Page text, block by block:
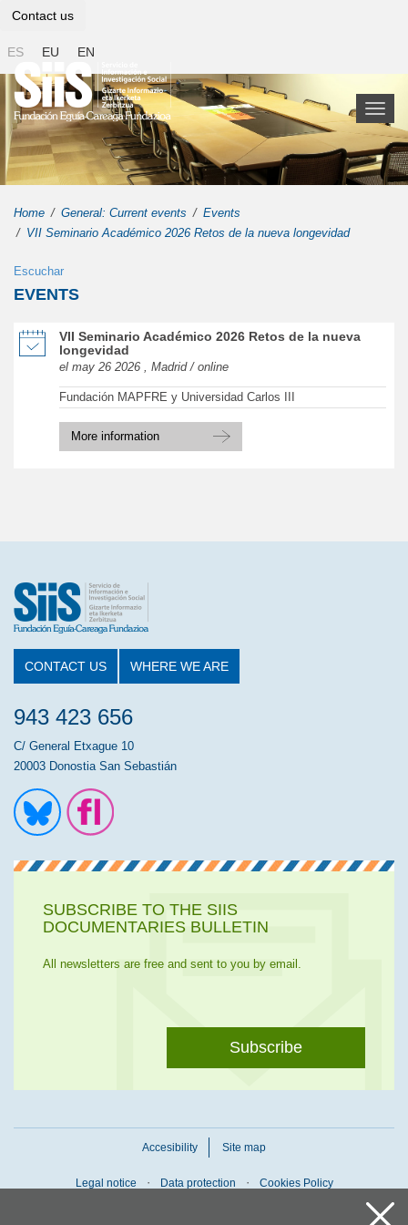
Contact us
ES EU EN
Toggle
Home General: Current events
Events
VII Seminario Académico 2026 Retos de la nueva longevidad
Escuchar
EVENTS
VII Seminario Académico 2026 Retos de la nueva
longevidad
el may 26 2026 , Madrid / online
Fundación MAPFRE y Universidad Carlos III
More information
of VII Seminario Académico 2026 Retos de la nueva longevidad in
CONTACT US WHERE WE ARE
943 423 656
C/ General Etxague 10
20003 Donostia San Sebastián
SUBSCRIBE TO THE SIIS
DOCUMENTARIES BULLETIN
All newsletters are free and sent to you by email.
Subscribe
Accesibility Site map
Legal notice Data protection Cookies Policy